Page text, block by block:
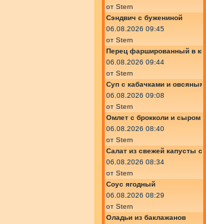
от Stern
Сэндвич с бужениной
06.08.2026 09:45
от Stern
Перец фаршированный в
06.08.2026 09:44
от Stern
Суп с кабачками и
06.08.2026 09:08
от Stern
Омлет с брокколи и сыром
06.08.2026 08:40
от Stern
Салат из свежей капусты
06.08.2026 08:34
от Stern
Соус ягодный
06.08.2026 08:29
от Stern
Оладьи из баклажанов